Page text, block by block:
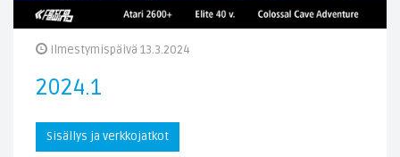
Ilmestymispäivä 13.3.2024
2024.1
Sisällys ja verkkojatkot